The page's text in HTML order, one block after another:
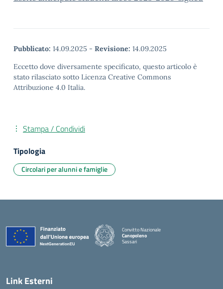
Pubblicato: 14.09.2025 - Revisione: 14.09.2025
Eccetto dove diversamente specificato, questo articolo è
stato rilasciato sotto Licenza Creative Commons
Attribuzione 4.0 Italia.
Stampa / Condividi
Tipologia
Circolari per alunni e famiglie
Convitto Nazionale
Canopoleno
Sassari
Link Esterni